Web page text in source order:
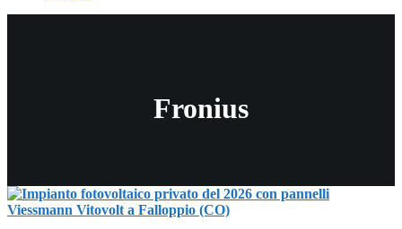
Fronius